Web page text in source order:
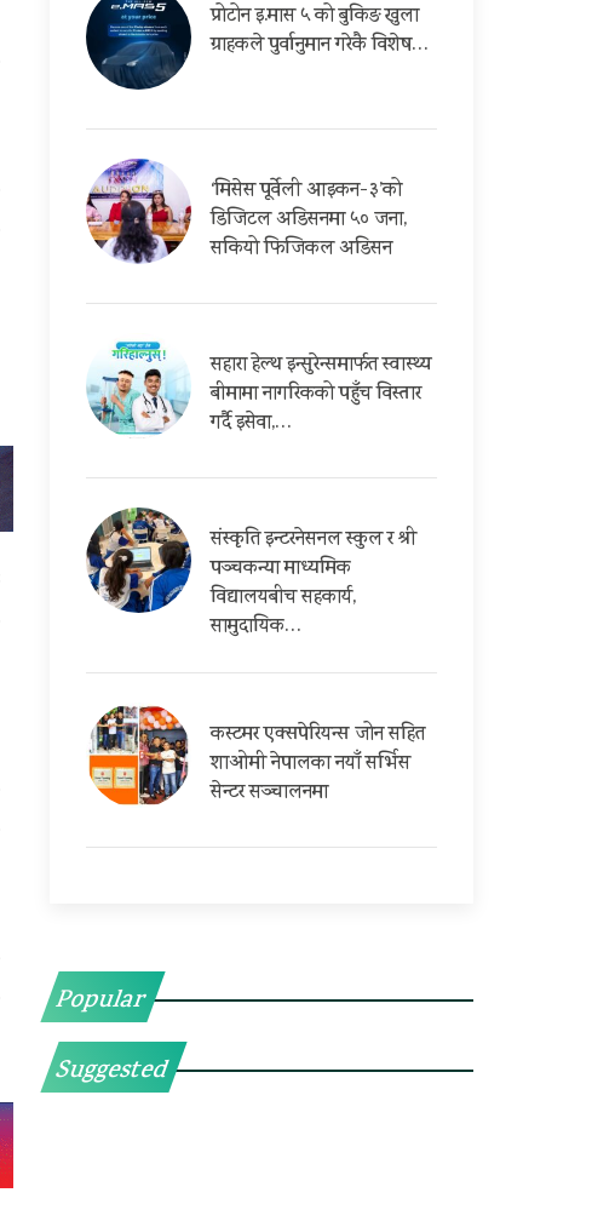
प्रोटोन इ.मास ५ को बुकिङ खुला
ग्राहकले पुर्वानुमान गरेकै विशेष…
‘मिसेस पूर्वेली आइकन-३’को
डिजिटल अडिसनमा ५० जना,
सकियो फिजिकल अडिसन
सहारा हेल्थ इन्सुरेन्समार्फत स्वास्थ्य
बीमामा नागरिकको पहुँच विस्तार
गर्दै इसेवा,…
संस्कृति इन्टरनेसनल स्कुल र श्री
पञ्चकन्या माध्यमिक
विद्यालयबीच सहकार्य,
सामुदायिक…
कस्टमर एक्सपेरियन्स जोन सहित
शाओमी नेपालका नयाँ सर्भिस
सेन्टर सञ्चालनमा
Popular
Suggested